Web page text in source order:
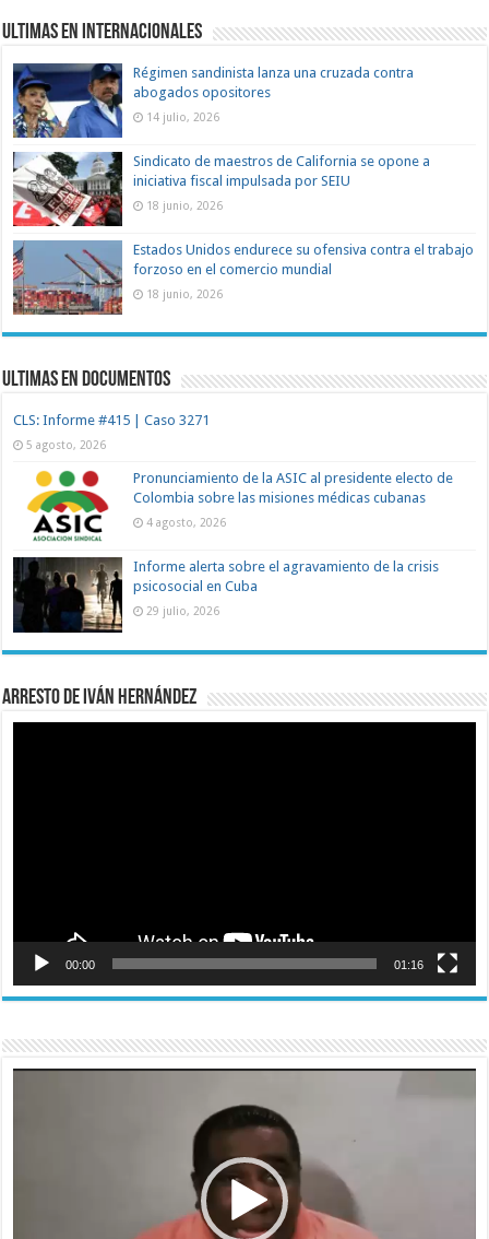
Ultimas en Internacionales
Régimen sandinista lanza una cruzada contra
abogados opositores
14 julio, 2026
Sindicato de maestros de California se opone a
iniciativa fiscal impulsada por SEIU
18 junio, 2026
Estados Unidos endurece su ofensiva contra el trabajo
forzoso en el comercio mundial
18 junio, 2026
Ultimas en documentos
CLS: Informe #415 | Caso 3271
5 agosto, 2026
Pronunciamiento de la ASIC al presidente electo de
Colombia sobre las misiones médicas cubanas
4 agosto, 2026
Informe alerta sobre el agravamiento de la crisis
psicosocial en Cuba
29 julio, 2026
Arresto de Iván Hernández
00:00 01:16
Reproductor